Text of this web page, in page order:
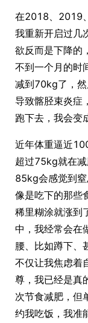
在2018、2019
我重新开启过几
欲反而是下降的
不到一个月的时
减到70kg了，然
导致髂胫束炎症
跑下去，我会变
近年体重逼近
超过75kg就在
85kg会感觉到
像是吃下的那些
稀里糊涂就涨到
中，我经常会在
腰、比如蹲下、
不仅让我焦虑着
尊，我已经是真
次节食减肥，但
约我吃饭，我准